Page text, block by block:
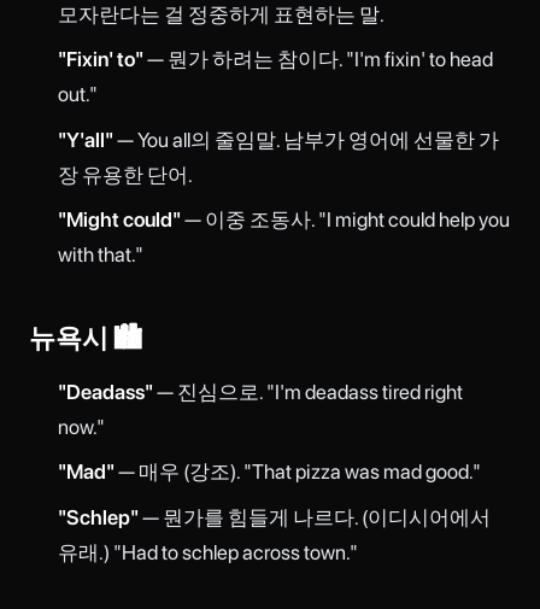
모자란다는 걸 정중하게 표현하는 말.
"Fixin' to" — 뭔가 하려는 참이다. "I'm fixin' to head
out."
"Y'all" — You all의 줄임말. 남부가 영어에 선물한 가
장 유용한 단어.
"Might could" — 이중 조동사. "I might could help you
with that."
뉴욕시 🏙️
"Deadass" — 진심으로. "I'm deadass tired right
now."
"Mad" — 매우 (강조). "That pizza was mad good."
"Schlep" — 뭔가를 힘들게 나르다. (이디시어에서
유래.) "Had to schlep across town."